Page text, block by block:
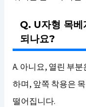
Q. U자형 목베
되나요?
A. 아니요, 열린 부
하며, 앞쪽 착용은
떨어집니다.